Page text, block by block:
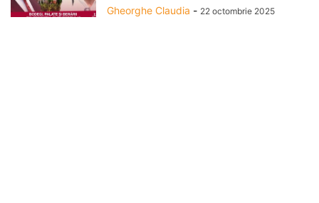
Gheorghe Claudia - 22 octombrie 2025